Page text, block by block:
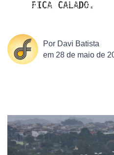
Por Davi Batista
em 28 de maio de